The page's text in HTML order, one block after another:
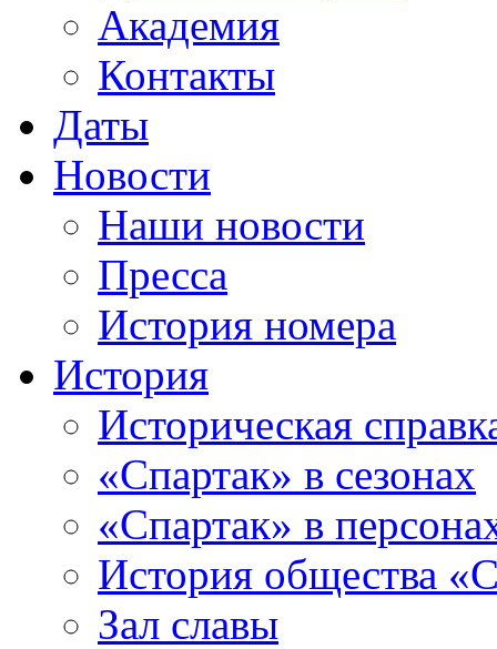
Академия
Контакты
Даты
Новости
Наши новости
Пресса
История номера
История
Историческая
«Спартак» в сезонах
«Спартак» в
История общества
Зал славы